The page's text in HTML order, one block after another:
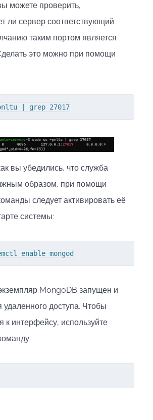
можете проверить,
ли сервер соответствующий
таким портом является
это можно при помощи
| grep 27017
вы убедились, что служба
образом, при помощи
следует активировать её
системы:
enable mongod
MongoDB запущен и
удаленного доступа. Чтобы
к интерфейсу, используйте